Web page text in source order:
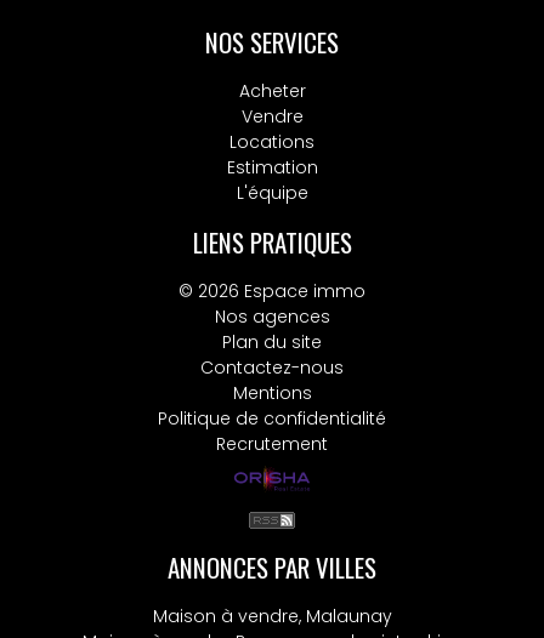
NOS SERVICES
Acheter
Vendre
Locations
Estimation
L'équipe
LIENS PRATIQUES
© 2026 Espace immo
Nos agences
Plan du site
Contactez-nous
Mentions
Politique de confidentialité
Recrutement
ANNONCES PAR VILLES
Maison à vendre, Malaunay